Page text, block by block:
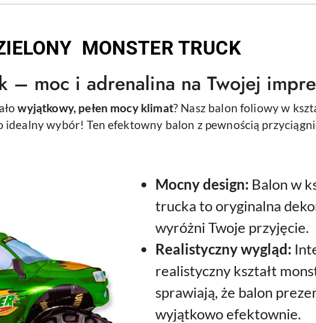
MONSTER TRUCK
– moc i adrenalina na Twojej
wyjątkowy, pełen mocy klimat? Nasz balon foliowy w
wybór! Ten efektowny balon z pewnością
Mocny design: Balon w
trucka to oryginalna
wyróżni Twoje przyjęcie.
Realistyczny wygląd:
realistyczny kształt
sprawiają, że balon
wyjątkowo efektownie.